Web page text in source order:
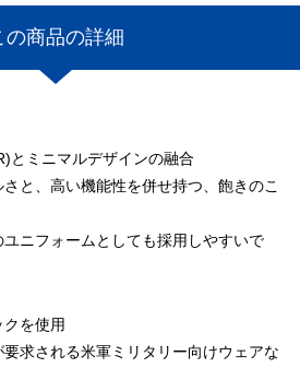
の商品の詳細
とミニマルデザインの融合
と、高い機能性を併せ持つ、飽きのこ
ニフォームとしても採用しやすいで
を使用
求される米軍ミリタリー向けウェアな